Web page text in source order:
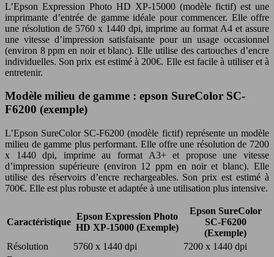
L’Epson Expression Photo HD XP-15000 (modèle fictif) est une
imprimante d’entrée de gamme idéale pour commencer. Elle offre
une résolution de 5760 x 1440 dpi, imprime au format A4 et assure
une vitesse d’impression satisfaisante pour un usage occasionnel
(environ 8 ppm en noir et blanc). Elle utilise des cartouches d’encre
individuelles. Son prix est estimé à 200€. Elle est facile à utiliser et à
entretenir.
Modèle milieu de gamme : epson SureColor SC-
F6200 (exemple)
L’Epson SureColor SC-F6200 (modèle fictif) représente un modèle
milieu de gamme plus performant. Elle offre une résolution de 7200
x 1440 dpi, imprime au format A3+ et propose une vitesse
d’impression supérieure (environ 12 ppm en noir et blanc). Elle
utilise des réservoirs d’encre rechargeables. Son prix est estimé à
700€. Elle est plus robuste et adaptée à une utilisation plus intensive.
Caractéristique
Epson Expression Photo
HD XP-15000 (Exemple)
Epson SureColor
SC-F6200
(Exemple)
Résolution
5760 x 1440 dpi
7200 x 1440 dpi